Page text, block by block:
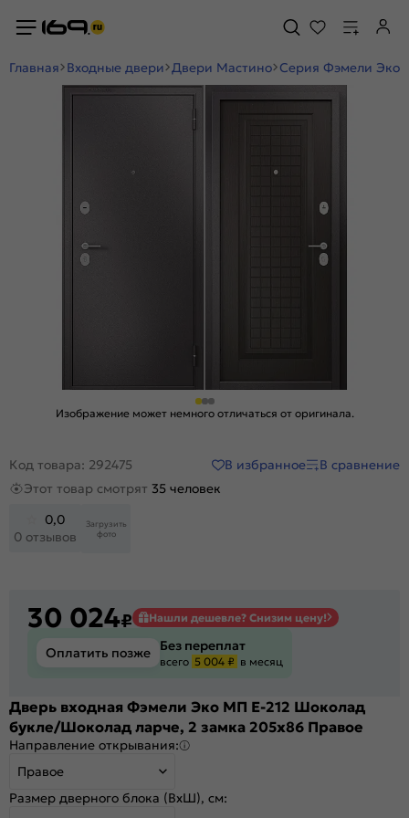
Главная Входные двери Двери Мастино Серия Фэмели Эко
Изображение может немного отличаться от оригинала.
Код товара: 292475 В избранное
В сравнение
Этот товар смотрят 35 человек
0,0
0 отзывов
Загрузить
фото
30 024₽ Нашли дешевле? Снизим цену!
Оплатить позже Без переплат
всего 5 004 ₽ в месяц
Дверь входная Фэмели Эко МП E-212 Шоколад
букле/Шоколад ларче, 2 замка 205x86 Правое
Направление открывания:
Правое
Размер дверного блока (ВхШ), см: